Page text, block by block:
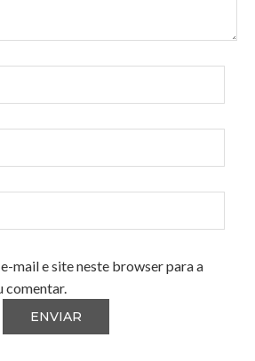
mail e site neste browser para a
comentar.